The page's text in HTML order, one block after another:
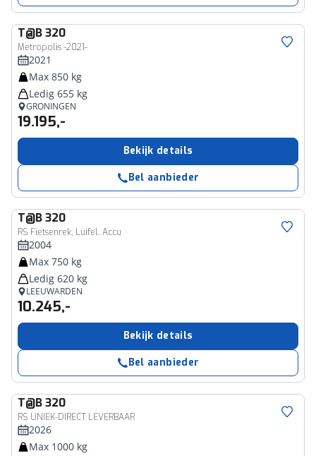
T@B320
Metropolis -2021-
2021
Max 850 kg
Ledig 655 kg
GRONINGEN
19.195,-
Bekijk details
Bel aanbieder
T@B320
RS Fietsenrek, Luifel, Accu
2004
Max 750 kg
Ledig 620 kg
LEEUWARDEN
10.245,-
Bekijk details
Bel aanbieder
T@B320
RS UNIEK-DIRECT LEVERBAAR
2026
Max 1000 kg